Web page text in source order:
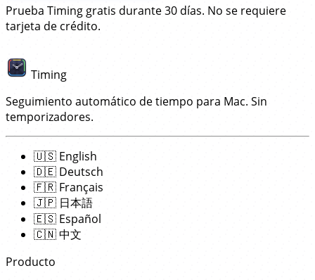
Prueba Timing gratis durante 30 días. No se requiere
tarjeta de crédito.
Timing
Seguimiento automático de tiempo para Mac. Sin
temporizadores.
🇺🇸 English
🇩🇪 Deutsch
🇫🇷 Français
🇯🇵 日本語
🇪🇸 Español
🇨🇳中文
Producto